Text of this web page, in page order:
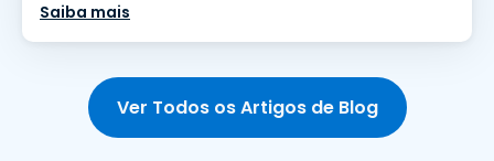
Saiba mais
Ver Todos os Artigos de Blog